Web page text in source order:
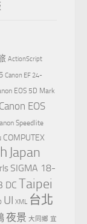
ActionScript
Canon EF 24-
EOS 5D Mark
Canon EOS
Speedlite
COMPUTEX
Japan
SIGMA 18-
DC Taipei
UI XML 台北
夜景 大同鄉 宜